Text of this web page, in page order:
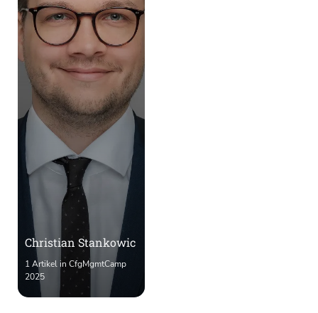
Christian Stankowic
1 Artikel in CfgMgmtCamp
2025